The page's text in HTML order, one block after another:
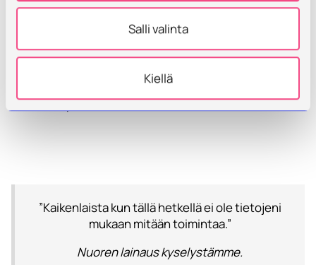
Salli valinta
Kiellä
hybridimuotoisia aktiviteetteja, mutta samalla toivoi,
että fyysiset kokoontumiset ja sosiaalinen
yhdessäolo säilyisivät keskiössä. Merkittävimmiksi
esteiksi osallistumiselle mainittiin heikot
liikenneyhteydet, tiedon puute paikallisesta
tarjonnasta ja tunne siitä, ettei nuorten ideoita
kuunnella päätöksenteossa.
”Kaikenlaista kun tällä hetkellä ei ole tietojeni
mukaan mitään toimintaa.”
Nuoren lainaus kyselystämme.